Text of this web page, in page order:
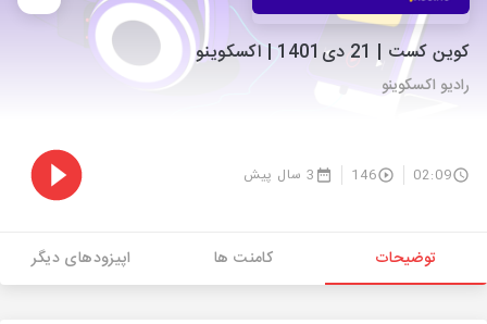
کوین کست | 21 دی1401 | اکسکوینو
رادیو اکسکوینو
02:09
146 3 سال پیش
توضیحات کامنت ها اپیزودهای دیگر